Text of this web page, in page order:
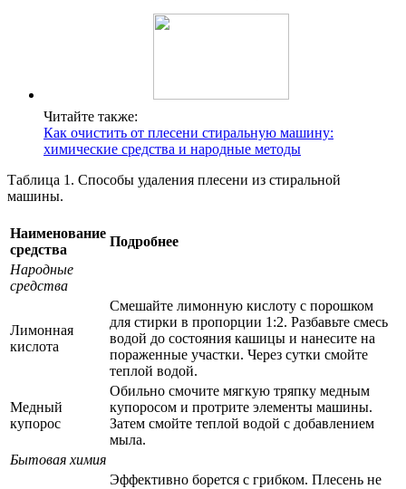
Читайте также:
Как очистить от плесени стиральную машину:
химические средства и народные методы
Таблица 1. Способы удаления плесени из стиральной
машины.
Наименование
средства
Подробнее
Народные
средства
Лимонная
кислота
Смешайте лимонную кислоту с порошком
для стирки в пропорции 1:2. Разбавьте смесь
водой до состояния кашицы и нанесите на
пораженные участки. Через сутки смойте
теплой водой.
Медный
купорос
Обильно смочите мягкую тряпку медным
купоросом и протрите элементы машины.
Затем смойте теплой водой с добавлением
мыла.
Бытовая химия
Эффективно борется с грибком. Плесень не